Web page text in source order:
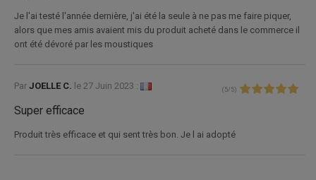
Je l'ai testé l'année dernière, j'ai été la seule à ne pas me faire piquer,
alors que mes amis avaient mis du produit acheté dans le commerce il
ont été dévoré par les moustiques
Par JOELLE C. le 27 Juin 2023 : ( 5/ 5)
Super efficace
Produit très efficace et qui sent très bon. Je l ai adopté